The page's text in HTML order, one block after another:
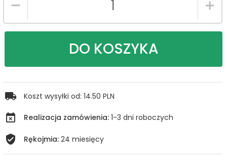
DO KOSZYKA
Koszt wysyłki od: 14.50 PLN
Realizacja zamówienia: 1-3 dni roboczych
Rękojmia: 24 miesięcy